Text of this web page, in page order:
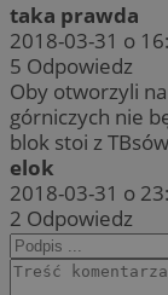
taka prawda
2018-03-31 o
5 Odpowiedz
Oby otworzyli
górniczych nie
blok stoi z
elok
2018-03-31 o
2 Odpowiedz